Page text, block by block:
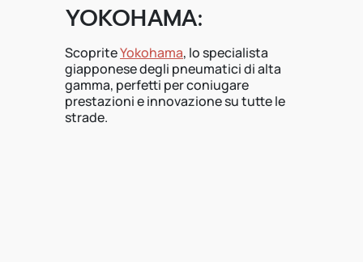
YOKOHAMA:
ScopriteYokohama, lo specialista
giapponese degli pneumatici di alta
gamma, perfetti per coniugare
prestazioni e innovazione su tutte le
strade.